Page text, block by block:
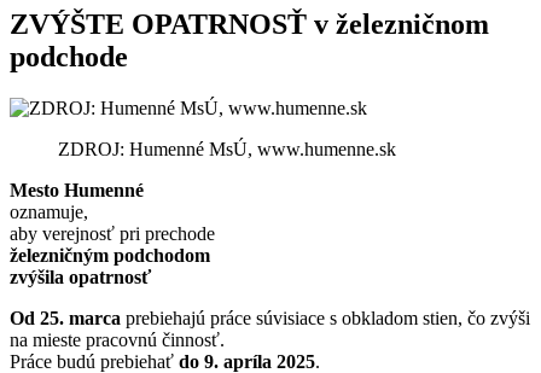
ZVÝŠTE OPATRNOSŤ v železničnom
podchode
ZDROJ: Humenné MsÚ, www.humenne.sk
Mesto Humenné
oznamuje,
aby verejnosť pri prechode
železničným podchodom
zvýšila opatrnosť
Od 25. marca prebiehajú práce súvisiace s obkladom stien, čo zvýši
na mieste pracovnú činnosť.
Práce budú prebiehať do 9. apríla 2025.